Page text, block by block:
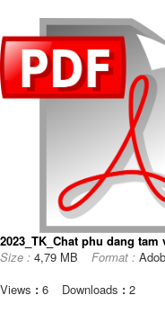
2023_TK_Chat phu dang
Size : 4,79 MB Format :
Views : 6 Downloads : 2